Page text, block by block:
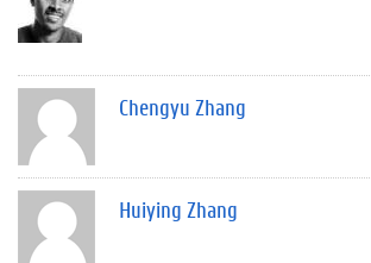
Chengyu Zhang
Huiying Zhang